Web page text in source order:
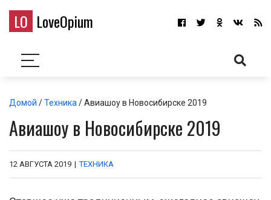
LO LoveOpium
Домой /Техника / Авиашоу в Новосибирске 2019
Авиашоу в Новосибирске 2019
12 АВГУСТА 2019 | ТЕХНИКА